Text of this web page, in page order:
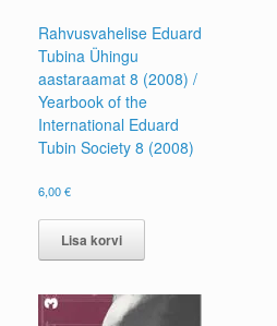
Rahvusvahelise Eduard
Tubina Ühingu
aastaraamat 8 (2008) /
Yearbook of the
International Eduard
Tubin Society 8 (2008)
6,00€
Lisa korvi